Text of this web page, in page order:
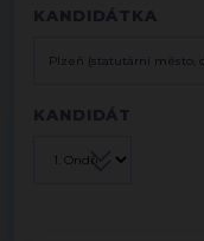
KANDIDÁTKA
KANDIDÁT